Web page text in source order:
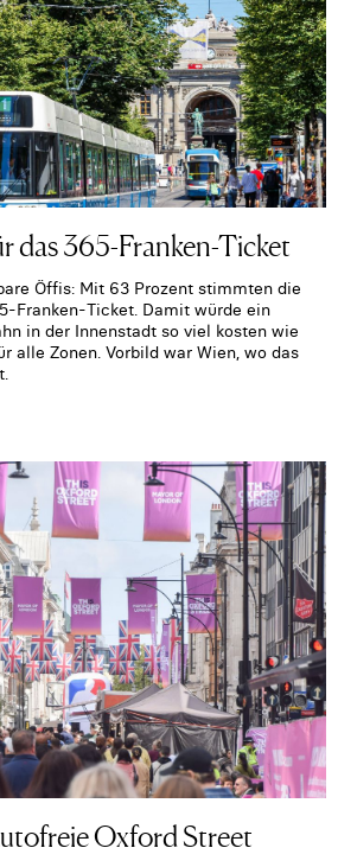
das 365-Franken-Ticket
Öffis: Mit 63 Prozent stimmten die
Franken-Ticket. Damit würde ein
in der Innenstadt so viel kosten wie
alle Zonen. Vorbild war Wien, wo das
Oxford Street